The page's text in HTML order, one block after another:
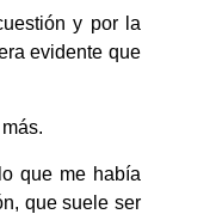
y por la
evidente que
que me había
que suele ser